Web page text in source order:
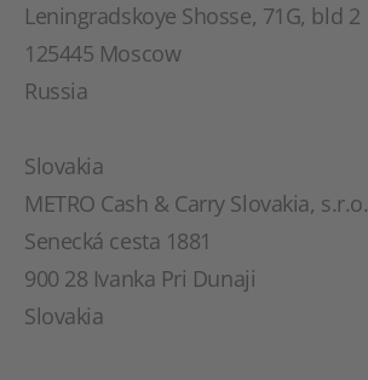
Leningradskoye Shosse, 71G, bld 2
125445 Moscow
Russia
Slovakia
METRO Cash & Carry Slovakia, s.r.o.
Senecká cesta 1881
900 28 Ivanka Pri Dunaji
Slovakia